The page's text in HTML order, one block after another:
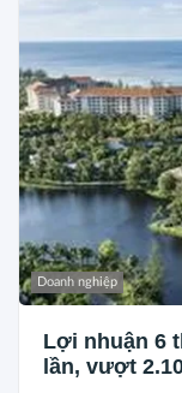
Doanh nghiệp
Lợi nhuận 6
lần, vượt